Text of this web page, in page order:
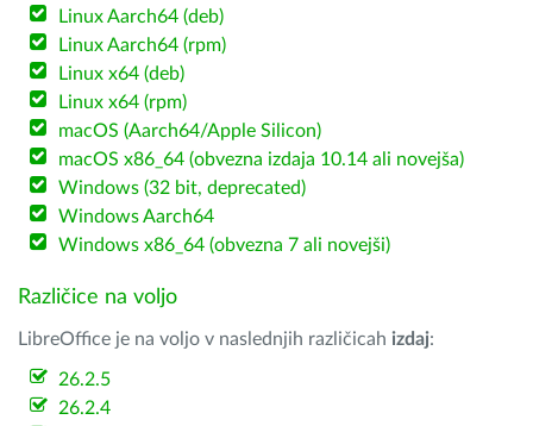
Linux Aarch64 (deb)
Linux Aarch64 (rpm)
Linux x64 (deb)
Linux x64 (rpm)
macOS (Aarch64/Apple Silicon)
macOS x86_64 (obvezna izdaja 10.14 ali novejša)
Windows (32 bit, deprecated)
Windows Aarch64
Windows x86_64 (obvezna 7 ali novejši)
Različice na voljo
LibreOffice je na voljo v naslednjih različicah izdaj:
26.2.5
26.2.4